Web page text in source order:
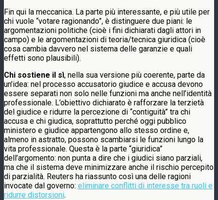
Fin qui la meccanica. La parte più interessante, e più utile per
chi vuole “votare ragionando”, è distinguere due piani: le
argomentazioni politiche (cioè i fini dichiarati dagli attori in
campo) e le argomentazioni di teoria/tecnica giuridica (cioè
cosa cambia davvero nel sistema delle garanzie e quali
effetti sono plausibili).
Chi sostiene il sì, nella sua versione più coerente, parte da
un’idea: nel processo accusatorio giudice e accusa devono
essere separati non solo nelle funzioni ma anche nell’identità
professionale. L’obiettivo dichiarato è rafforzare la terzietà
del giudice e ridurre la percezione di “contiguità” tra chi
accusa e chi giudica, soprattutto perché oggi pubblico
ministero e giudice appartengono allo stesso ordine e,
almeno in astratto, possono scambiarsi le funzioni lungo la
vita professionale. Questa è la parte “giuridica”
dell’argomento: non punta a dire che i giudici siano parziali,
ma che il sistema deve minimizzare anche il rischio percepito
di parzialità. Reuters ha riassunto così una delle ragioni
invocate dal governo: eliminare conflitti di interesse tra ruoli e
ridurre distorsioni.